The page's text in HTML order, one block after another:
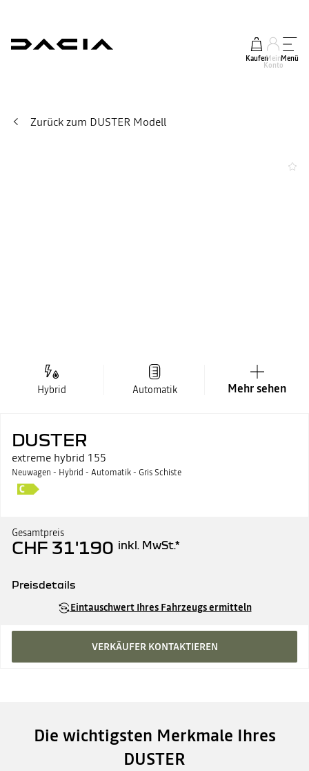
KaufenMein
Konto
Menü
Zurück zum DUSTER Modell
Hybrid Automatik Mehr sehen
DUSTER
extreme hybrid 155
Neuwagen - Hybrid - Automatik - Gris Schiste
Gesamtpreis
CHF 31'190 inkl. MwSt.*
Preisdetails
Eintauschwert Ihres Fahrzeugs ermitteln
VERKÄUFER KONTAKTIEREN
Die wichtigsten Merkmale Ihres
DUSTER